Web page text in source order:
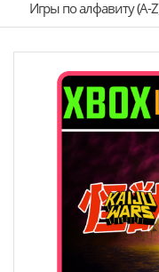
Игры по алфавиту (A-